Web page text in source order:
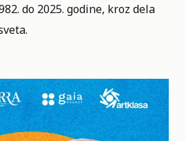
do 2025. godine, kroz dela